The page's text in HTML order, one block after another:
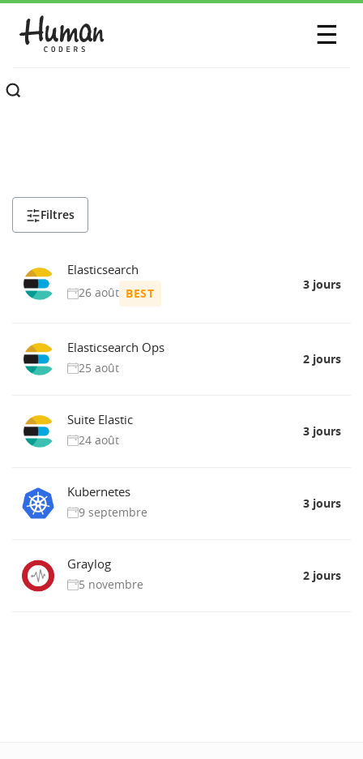
☰
Filtres
Elasticsearch
26 août BEST
3 jours
Elasticsearch Ops
25 août
2 jours
Suite Elastic
24 août
3 jours
Kubernetes
9 septembre
3 jours
Graylog
5 novembre
2 jours